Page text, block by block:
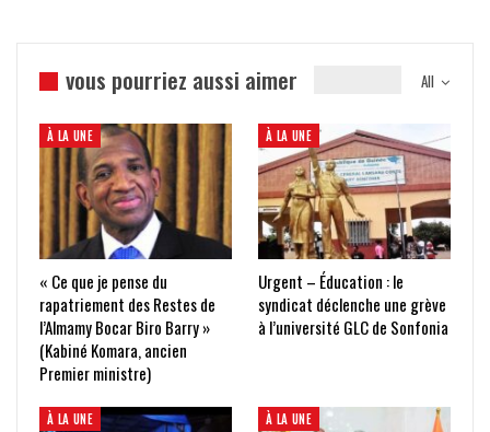
All
vous pourriez aussi aimer
À LA UNE
« Ce que je pense du
rapatriement des Restes de
l’Almamy Bocar Biro Barry »
(Kabiné Komara, ancien
Premier ministre)
À LA UNE
Urgent – Éducation : le
syndicat déclenche une grève
à l’université GLC de Sonfonia
À LA UNE À LA UNE